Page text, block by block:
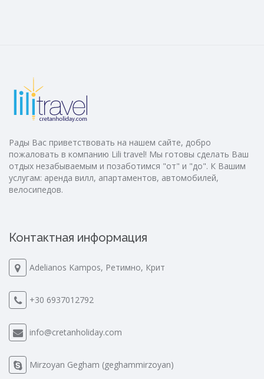
Рады Вас приветствовать на нашем сайте, добро
пожаловать в компанию Lili travel! Мы готовы сделать Ваш
отдых незабываемым и позаботимся "от" и "до". К Вашим
услугам: аренда вилл, апартаментов, автомобилей,
велосипедов.
Контактная информация
Adelianos Kampos, Ретимно, Крит
+30 6937012792
info@cretanholiday.com
Mirzoyan Gegham (geghammirzoyan)